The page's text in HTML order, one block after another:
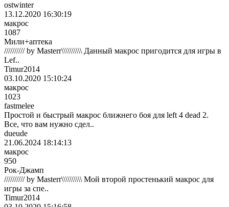
ostwinter
13.12.2020 16:30:19
макрос
1087
Мили+аптека
////////// by Masterr\\\\\\\\\\ Данный макрос пригодится для игры в
Lef..
Timur2014
03.10.2020 15:10:24
макрос
1023
fastmelee
Простой и быстрый макрос ближнего боя для left 4 dead 2.
Все, что вам нужно сдел..
dueude
21.06.2024 18:14:13
макрос
950
Рок-Джамп
////////// by Masterr\\\\\\\\\\ Мой второй простенький макрос для
игры за спе..
Timur2014